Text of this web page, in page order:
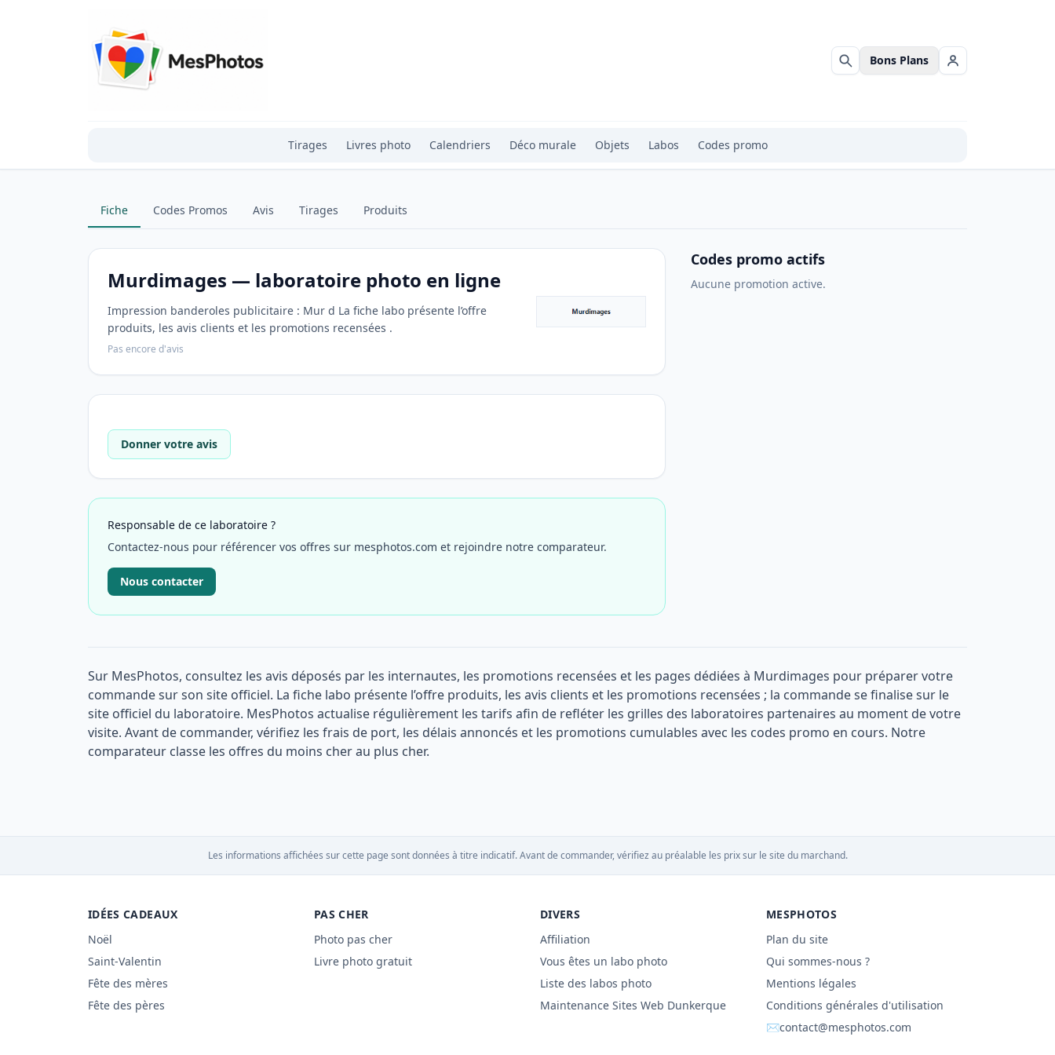
Rechercher
Bons Plans Se connecter
Tirages Livres photo Calendriers Déco murale Objets Labos Codes promo
Fiche Codes Promos Avis Tirages Produits
Murdimages — laboratoire photo en ligne
Impression banderoles publicitaire : Mur d La fiche labo présente l’offre
produits, les avis clients et les promotions recensées .
Pas encore d'avis
Donner votre avis
Responsable de ce laboratoire ?
Contactez-nous pour référencer vos offres sur mesphotos.com et rejoindre notre comparateur.
Nous contacter
Codes promo actifs
Aucune promotion active.
Sur MesPhotos, consultez les avis déposés par les internautes, les promotions recensées et les pages dédiées à Murdimages pour préparer votre
commande sur son site officiel. La fiche labo présente l’offre produits, les avis clients et les promotions recensées ; la commande se finalise sur le
site officiel du laboratoire. MesPhotos actualise régulièrement les tarifs afin de refléter les grilles des laboratoires partenaires au moment de votre
visite. Avant de commander, vérifiez les frais de port, les délais annoncés et les promotions cumulables avec les codes promo en cours. Notre
comparateur classe les offres du moins cher au plus cher.
Les informations affichées sur cette page sont données à titre indicatif. Avant de commander, vérifiez au préalable les prix sur le site du marchand.
IDÉES CADEAUX
Noël
Saint-Valentin
Fête des mères
Fête des pères
PAS CHER
Photo pas cher
Livre photo gratuit
DIVERS
Affiliation
Vous êtes un labo photo
Liste des labos photo
Maintenance Sites Web Dunkerque
MESPHOTOS
Plan du site
Qui sommes-nous ?
Mentions légales
Conditions générales d'utilisation
✉contact@mesphotos.com